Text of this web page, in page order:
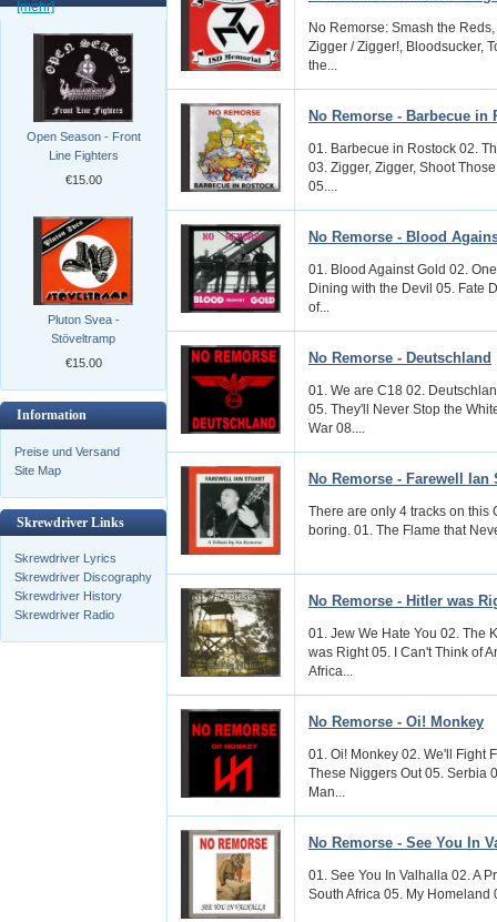
[mehr]
Open Season - Front
Line Fighters
€15.00
Pluton Svea -
Stöveltramp
€15.00
Information
Preise und Versand
Site Map
Skrewdriver Links
Skrewdriver Lyrics
Skrewdriver Discography
Skrewdriver History
Skrewdriver Radio
No Remorse: Smash the
Zigger / Zigger!, Bloodsucker,
the...
No Remorse - Barbecue in
01. Barbecue in Rostock 02.
03. Zigger, Zigger, Shoot
05....
No Remorse - Blood
01. Blood Against Gold 02.
Dining with the Devil 05. Fate
of...
No Remorse - Deutschland
01. We are C18 02.
05. They'll Never Stop the
War 08....
No Remorse - Farewell Ian
There are only 4 tracks on this
boring. 01. The Flame that
No Remorse - Hitler was
01. Jew We Hate You 02. The
was Right 05. I Can't Think of
Africa...
No Remorse - Oi! Monkey
01. Oi! Monkey 02. We'll Fight
These Niggers Out 05. Serbia
Man...
No Remorse - See You In
01. See You In Valhalla 02. A
South Africa 05. My Homeland